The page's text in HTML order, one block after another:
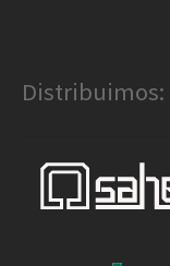
Distribuimos: